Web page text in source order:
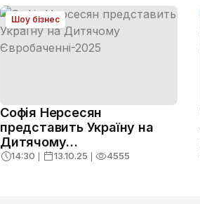
Шоу бізнес
Софія Нерсесян
представить Україну на
Дитячому
Євробаченні-2025
14:30 ❘ 13.10.25 ❘ 4555